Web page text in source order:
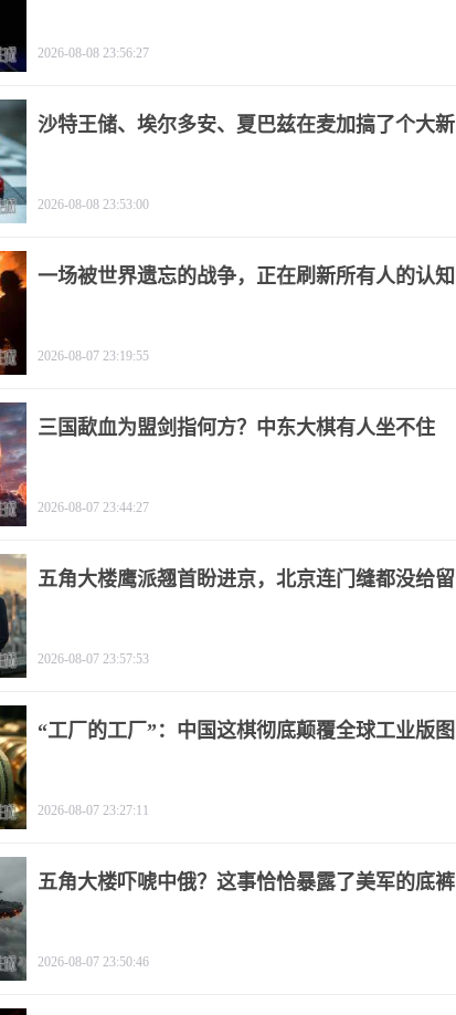
2026-08-08 23:56:27
沙特王储、埃尔多安、夏巴兹在麦加搞了个大新
2026-08-08 23:53:00
一场被世界遗忘的战争，正在刷新所有人的认知
2026-08-07 23:19:55
三国歃血为盟剑指何方？中东大棋有人坐不住
2026-08-07 23:44:27
五角大楼鹰派翘首盼进京，北京连门缝都没给留
2026-08-07 23:57:53
“工厂的工厂”：中国这棋彻底颠覆全球工业版图
2026-08-07 23:27:11
五角大楼吓唬中俄？这事恰恰暴露了美军的底裤
2026-08-07 23:50:46